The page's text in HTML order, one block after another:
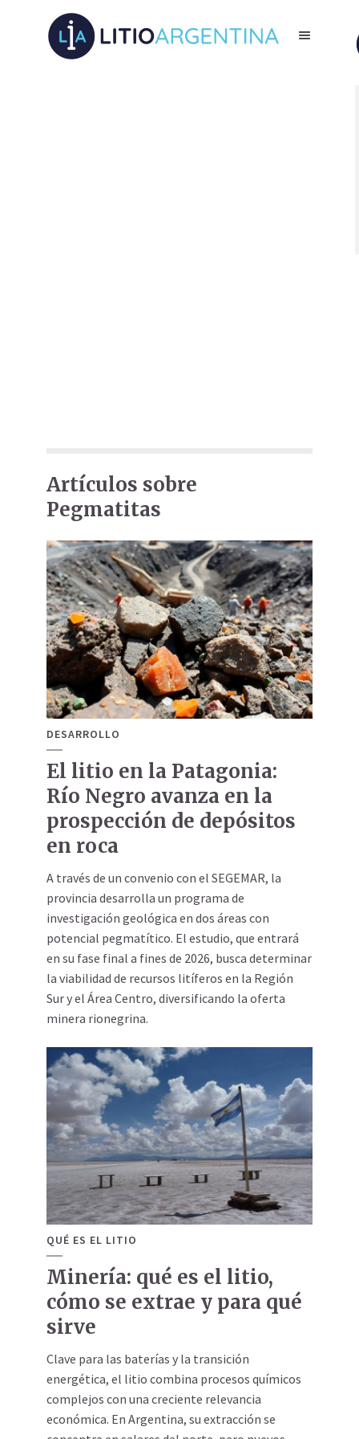
Artículos sobre
Pegmatitas
DESARROLLO
El litio en la Patagonia:
Río Negro avanza en la
prospección de depósitos
en roca
A través de un convenio con el SEGEMAR, la
provincia desarrolla un programa de
investigación geológica en dos áreas con
potencial pegmatítico. El estudio, que entrará
en su fase final a fines de 2026, busca determinar
la viabilidad de recursos litíferos en la Región
Sur y el Área Centro, diversificando la oferta
minera rionegrina.
QUÉ ES EL LITIO
Minería: qué es el litio,
cómo se extrae y para qué
sirve
Clave para las baterías y la transición
energética, el litio combina procesos químicos
complejos con una creciente relevancia
económica. En Argentina, su extracción se